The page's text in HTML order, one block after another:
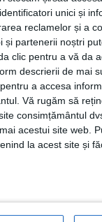
unici și
reclamelor și a
și partenerii noștri
clic pentru a vă da
descrierii de mai
a accesa
Vă rugăm să
consimțământul
acestui site web.
la acest site și
online,
uitată sau
este una
ulrămân în